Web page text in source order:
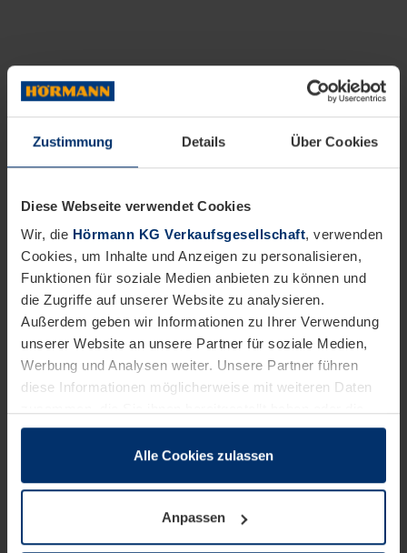
Zustimmung Details Über Cookies
Diese Webseite verwendet Cookies
Wir, die Hörmann KG Verkaufsgesellschaft, verwenden
Cookies, um Inhalte und Anzeigen zu personalisieren,
Funktionen für soziale Medien anbieten zu können und
die Zugriffe auf unserer Website zu analysieren.
Außerdem geben wir Informationen zu Ihrer Verwendung
unserer Website an unsere Partner für soziale Medien,
Werbung und Analysen weiter. Unsere Partner führen
diese Informationen möglicherweise mit weiteren Daten
sie im Rahmen Ihrer Nutzung der Dienste gesammelt
wenn diese für den Betrieb dieser Seite unbedingt
notwendig sind. Für alle anderen Cookie-Typen benötigen
wir Ihre Erlaubnis. Ihre Einwilligung können Sie jederzeit
Alle Cookies zulassen
Anpassen